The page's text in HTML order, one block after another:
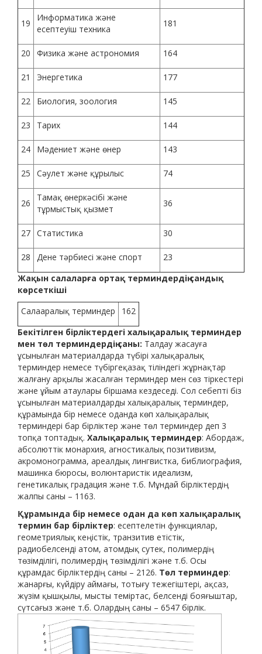
19
Информатика және
есептеуіш техника
181
20 Физика және астрономия 164
21 Энергетика 177
22 Биология, зоология 145
23 Тарих 144
24 Мәдениет және өнер 143
25 Сәулет және құрылыс 74
26
Тамақ өнеркәсібі және
тұрмыстық қызмет
36
27 Статистика 30
28 Дене тәрбиесі және спорт
23
Жақын салаларға ортақ терминдердің сандық
көрсеткіші
Салааралық терминдер
162
Бекітілген бірліктердегі халықаралық терминдер
мен төл терминдердің саны: Талдау жасауға
ұсынылған материалдарда түбірі халықаралық
терминдер немесе түбіргеқазақ тіліндегі жұрнақтар
жалғану арқылы жасалған терминдер мен сөз тіркестері
және ұйым атаулары біршама кездеседі. Сол себепті біз
ұсынылған материалдарды халықаралық терминдер,
құрамында бір немесе оданда көп халықаралық
терминдері бар бірліктер және төл терминдер деп 3
топқа топтадық. Халықаралық терминдер: Абордаж,
абсолюттік монархия, агностикалық позитивизм,
акромонограмма, ареалдық лингвистка, библиография,
машинка бюросы, волюнтаристік идеализм,
генетикалық градация және т.б. Мұндай бірліктердің
жалпы саны – 1163.
Құрамында бір немесе одан да көп халықаралық
термин бар бірліктер: есептелетін функциялар,
геометриялық кеңістік, транзитив етістік,
радиобелсенді атом, атомдық сутек, полимердің
төзімділігі, полимердің төзімділігі және т.б. Осы
құрамдас бірліктердің саны – 2126. Төл терминдер:
жанарғы, күйдіру аймағы, тотығу тежегіштері, ақсаз,
жүзім қышқылы, мысты теміртас, белсенді бояғыштар,
сүтсағыз және т.б. Олардың саны – 6547 бірлік.